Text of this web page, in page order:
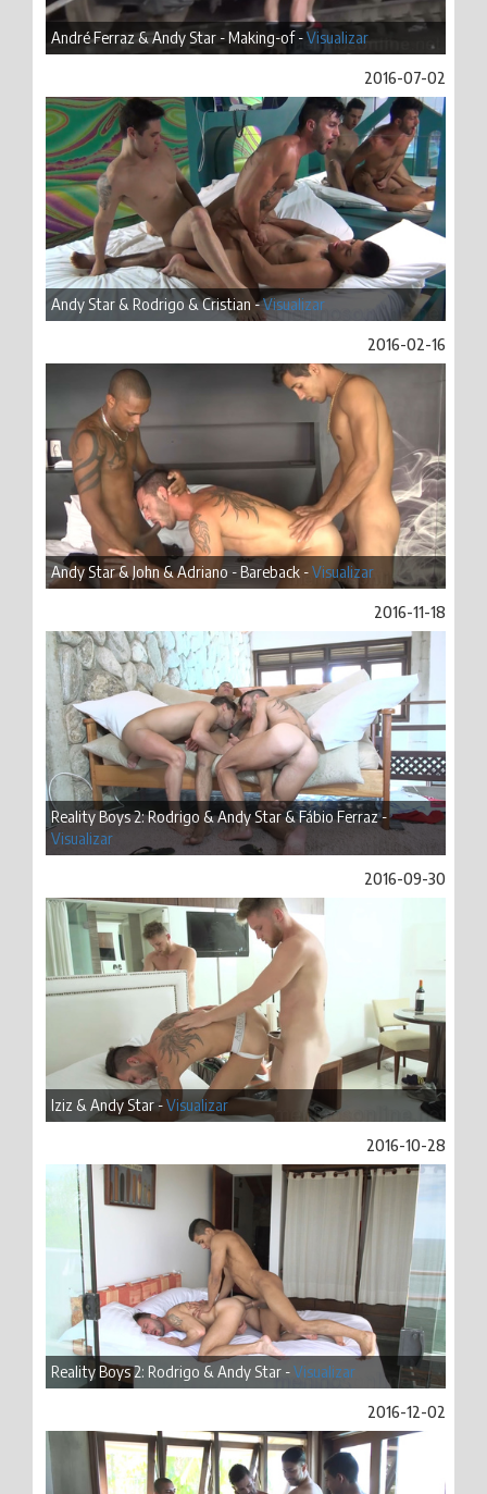
André Ferraz & Andy Star - Making-of -Visualizar
2016-07-02
Andy Star & Rodrigo & Cristian -Visualizar
2016-02-16
Andy Star & John & Adriano - Bareback -Visualizar
2016-11-18
Reality Boys 2: Rodrigo & Andy Star & Fábio Ferraz -
Visualizar
2016-09-30
Iziz & Andy Star -Visualizar
2016-10-28
Reality Boys 2: Rodrigo & Andy Star -Visualizar
2016-12-02